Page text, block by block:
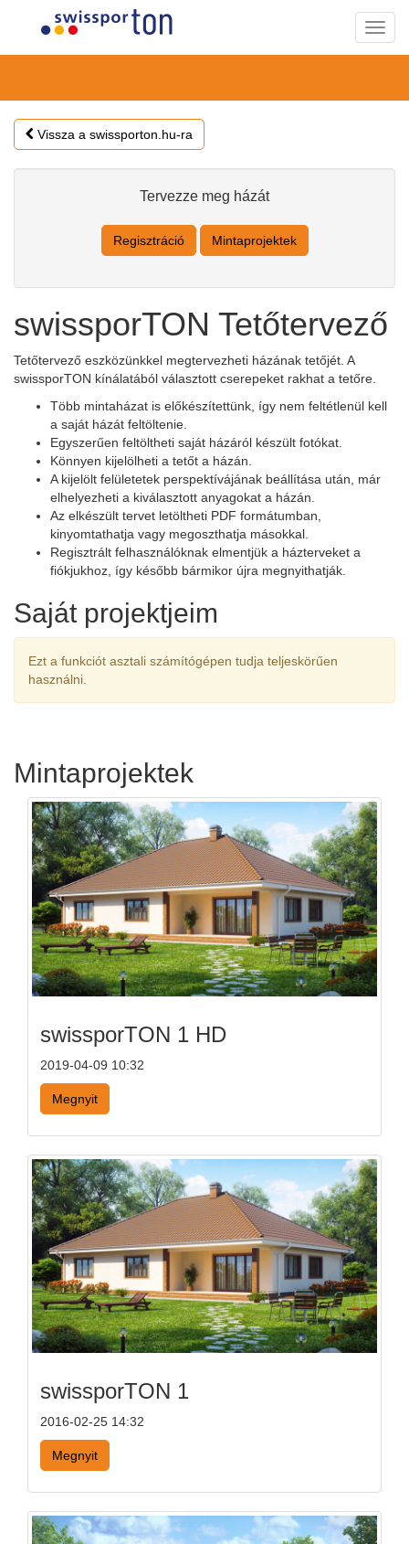
Vissza a swissporton.hu-ra
Tervezze meg házát
Regisztráció Mintaprojektek
swissporTON Tetőtervező
Tetőtervező eszközünkkel megtervezheti házának tetőjét. A
swissporTON kínálatából választott cserepeket rakhat a tetőre.
Több mintaházat is előkészítettünk, így nem feltétlenül kell
a saját házát feltöltenie.
Egyszerűen feltöltheti saját házáról készült fotókat.
Könnyen kijelölheti a tetőt a házán.
A kijelölt felületetek perspektívájának beállítása után, már
elhelyezheti a kiválasztott anyagokat a házán.
Az elkészült tervet letöltheti PDF formátumban,
kinyomtathatja vagy megoszthatja másokkal.
Regisztrált felhasználóknak elmentjük a házterveket a
fiókjukhoz, így később bármikor újra megnyithatják.
Saját projektjeim
Ezt a funkciót asztali számítógépen tudja teljeskörűen
használni.
Mintaprojektek
swissporTON 1 HD
2019-04-09 10:32
Megnyit
swissporTON 1
2016-02-25 14:32
Megnyit